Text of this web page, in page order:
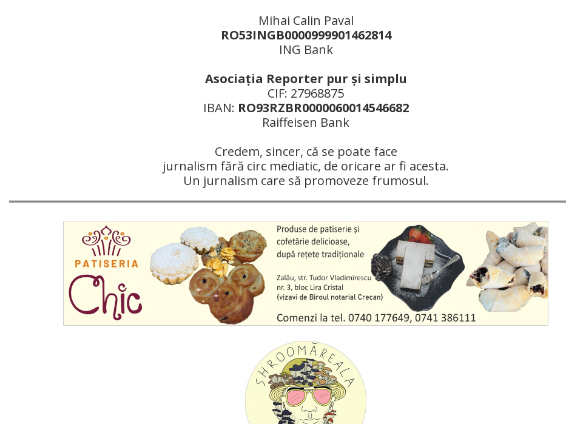
Mihai Calin Paval
RO53INGB0000999901462814
ING Bank
Asociaţia Reporter pur şi simplu
CIF: 27968875
IBAN: RO93RZBR0000060014546682
Raiffeisen Bank
Credem, sincer, că se poate face
jurnalism fără circ mediatic, de oricare ar fi acesta.
Un jurnalism care să promoveze frumosul.